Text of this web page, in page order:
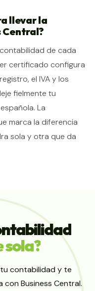
llevar la
Central?
de cada
certificado configura
el IVA y los
fielmente tu
La
marca la diferencia
sola y otra que da
sola?
contabilidad y te
Business Central.